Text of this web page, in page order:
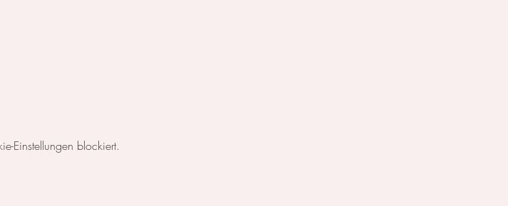
Einstellungen blockiert.